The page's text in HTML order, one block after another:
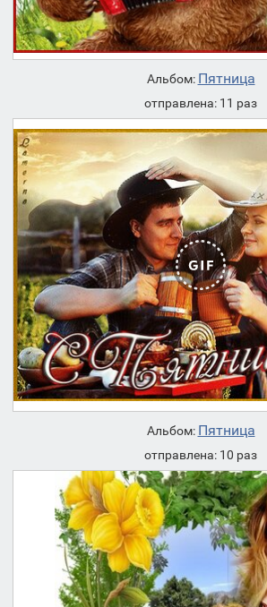
Альбом: Пятница
отправлена: 11 раз
Альбом: Пятница
отправлена: 10 раз